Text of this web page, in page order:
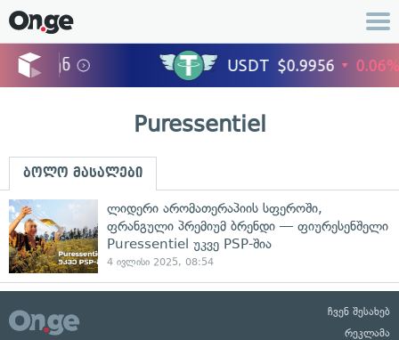
Puressentiel
ბოლო მასალები
ლიდერი არომათერაპიის სფეროში,
ფრანგული პრემიუმ ბრენდი — ფიურესენშელი
Puressentiel უკვე PSP-შია
4 ივლისი 2025, 08:54
ჩვენ შესახებ
რეკლამა